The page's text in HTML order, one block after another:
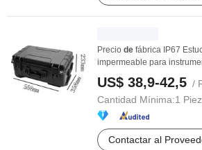
Precio de fábrica IP67
impermeable para
US$ 38,9-42,5 /
Cantidad Mínima:1
Contactar al